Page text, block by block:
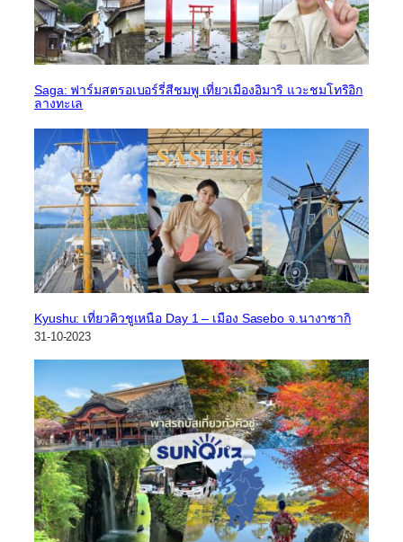
Saga: ฟาร์มสตรอเบอร์รี่สีชมพู เที่ยวเมืองอิมาริ แวะชมโทริอิก
ลางทะเล
Kyushu: เที่ยวคิวชูเหนือ Day 1 – เมือง Sasebo จ.นางาซากิ
31-10-2023